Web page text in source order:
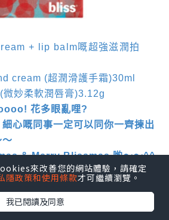
+ lip balm嘅超強滋潤拍
cream (超潤滑護手霜)30ml
微妙柔軟潤唇膏)3.12g
花多眼亂哩?
心嘅同事一定可以同你一齊揀出
～
& Merry Blissmas喲～～^^
來改善您的網站體驗，請確定
隱政策和使用條款才可繼續瀏覽。
我已閱讀及同意